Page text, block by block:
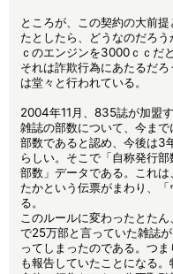
ところが、この契約の大前
たとしたら、どうなのだろ
ｃのエンジンを3000ｃｃだ
それは詐欺行為にあたるだ
は堂々と行われている。
2004年11月、835誌が加盟
雑誌の部数について、今ま
部数であると認め、今後は3
らしい。そこで「自称発行
部数」データである。これ
たかという伝票がまわり、
る。
このルールに変わったとた
で25万部と言っていた雑誌
ってしまったのである。つ
も報告していたことになる